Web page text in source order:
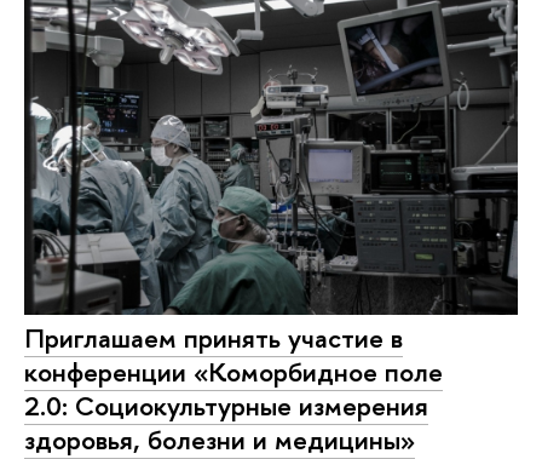
Приглашаем принять участие в
конференции «Коморбидное поле
2.0: Социокультурные измерения
здоровья, болезни и медицины»